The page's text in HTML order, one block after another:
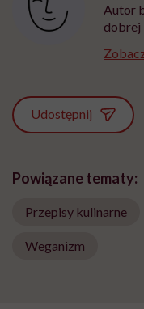
Autor
dobrej
Udostępnij
Powiązane tematy:
Przepisy kulinarne
Weganizm